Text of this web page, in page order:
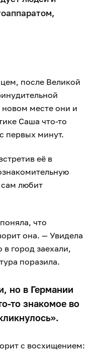
после Великой
месте они и
Саша что-то
первых минут.
её в
сам любит
что
она. — Увидела
город заехали,
поразила.
но в Германии
то знакомое во
с восхищением: